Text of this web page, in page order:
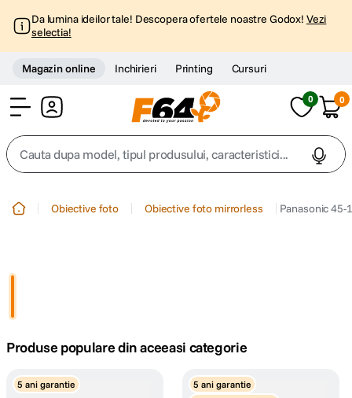
Da lumina ideilor tale! Descopera ofertele noastre Godox! Vezi
selectia!
Magazin online Inchirieri Printing Cursuri
0 0
Cauta dupa model, tipul produsului, caracteristici...
4. peak design
5. lavaliera
Obiective foto Obiective foto mirrorless Panasonic 45-
Produse populare din aceeasi categorie
5 ani garantie
5 ani garantie